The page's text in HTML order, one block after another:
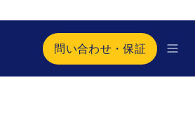
問い合わせ・保証